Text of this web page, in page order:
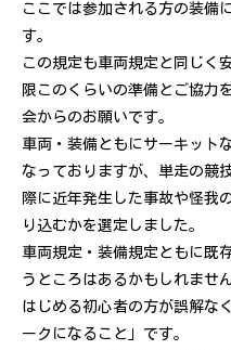
ここでは参加される方の装備
す。
この規定も車両規定と同じく
限このくらいの準備とご協力
会からのお願いです。
車両・装備ともにサーキット
なっておりますが、単走の競
際に近年発生した事故や怪我
り込むかを選定しました。
車両規定・装備規定ともに既
うところはあるかもしれませ
はじめる初心者の方が誤解な
ークになること」です。